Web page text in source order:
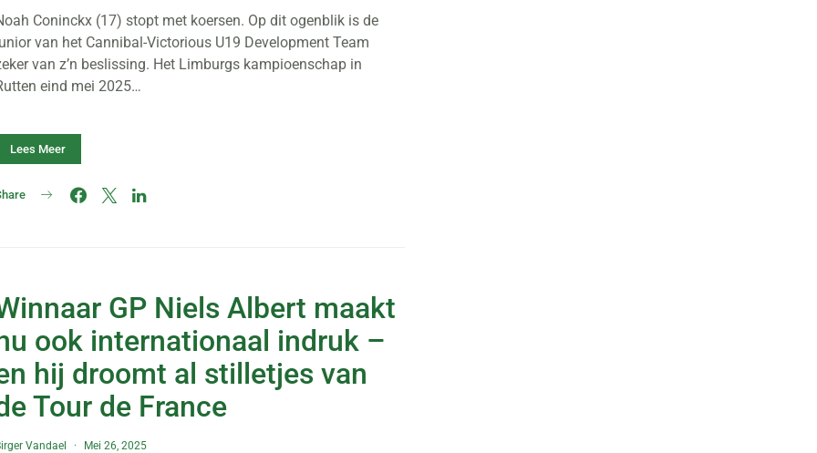
Coninckx (17) stopt met koersen. Op dit ogenblik is de
van het Cannibal-Victorious U19 Development Team
van z’n beslissing. Het Limburgs kampioenschap in
eind mei 2025…
Lees Meer
GP Niels Albert maakt
ook internationaal indruk –
hij droomt al stilletjes van
Tour de France
Vandael Mei 26, 2025